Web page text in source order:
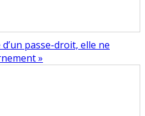
passe-droit, elle ne
»